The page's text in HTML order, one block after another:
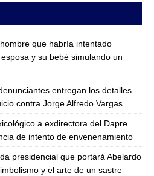
que habría intentado
y su bebé simulando un
entregan los detalles
contra Jorge Alfredo Vargas
a exdirectora del Dapre
de intento de envenenamiento
presidencial que portará Abelardo
y el arte de un sastre